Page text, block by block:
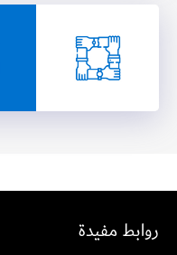
روابط مفيدة